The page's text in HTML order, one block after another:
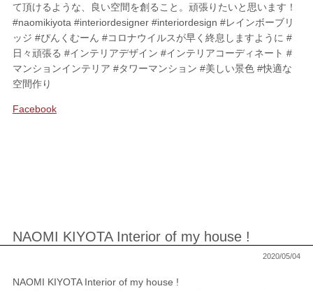
SHOPPING
FABRIC ファブリック
CUSHION クッション
ACCESSORY
CONTACT お問い合わせ
て頂けるような、良い空間を創ること。頑張りたいと思います！
#naomikiyota #interiordesigner #interiordesign #レインボーブリ
ッジ #ぴんくむーん #コロナウイルスが早く終息しますように #
日々頑張る #インテリアデザイン #インテリアコーディネート #
マンションインテリア #タワーマンション #美しい景色 #快適な
空間作り
Facebook
NAOMI KIYOTA Interior of my house !
2020/05/04
NAOMI KIYOTA Interior of my house !